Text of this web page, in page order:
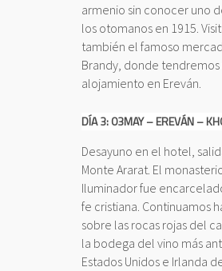
armenio sin conocer uno
los otomanos en 1915.
también el famoso
Brandy, donde tendremos
alojamiento en Ereván.
DÍA 3: 03MAY – EREVÁN –
Desayuno en el hotel,
Monte Ararat. El
Iluminador fue
fe cristiana. Continuamos
sobre las rocas rojas del
la bodega del vino más
Estados Unidos e Irlanda